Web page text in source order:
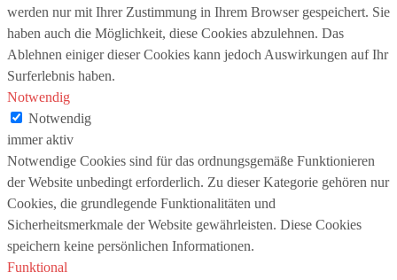
werden nur mit Ihrer Zustimmung in Ihrem Browser gespeichert. Sie
haben auch die Möglichkeit, diese Cookies abzulehnen. Das
Ablehnen einiger dieser Cookies kann jedoch Auswirkungen auf Ihr
Surferlebnis haben.
Notwendig
Notwendig
immer aktiv
Notwendige Cookies sind für das ordnungsgemäße Funktionieren
der Website unbedingt erforderlich. Zu dieser Kategorie gehören nur
Cookies, die grundlegende Funktionalitäten und
Sicherheitsmerkmale der Website gewährleisten. Diese Cookies
speichern keine persönlichen Informationen.
Funktional